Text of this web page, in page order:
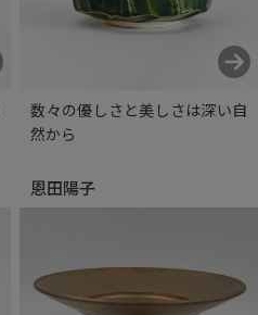
数々の優しさと美しさは深い自
然から
恩田陽子